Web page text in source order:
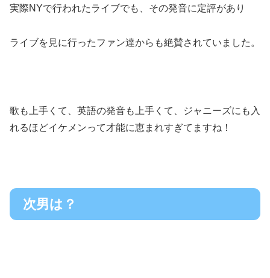
実際NYで行われたライブでも、その発音に定評があり
ライブを見に行ったファン達からも絶賛されていました。
歌も上手くて、英語の発音も上手くて、ジャニーズにも入
れるほどイケメンって才能に恵まれすぎてますね！
次男は？